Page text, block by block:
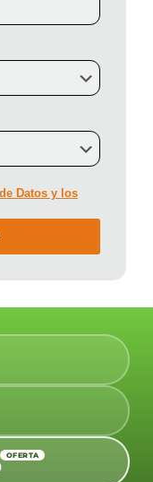
Datos y los
OFERTA